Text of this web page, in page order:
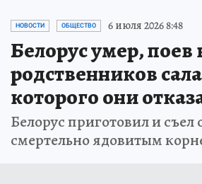
НОВОСТИ ОБЩЕСТВО 6 июля 2026 8:48
Белорус умер, поев
родственников
которого они
Белорус приготовил и съел
смертельно ядовитым